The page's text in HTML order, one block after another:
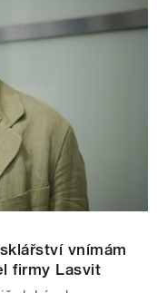
vnímám
firmy Lasvit